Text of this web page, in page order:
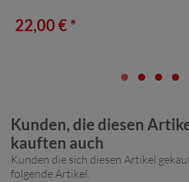
22,00 € *
Kunden, die diesen
kauften auch
Kunden die sich diesen Artikel
folgende Artikel.